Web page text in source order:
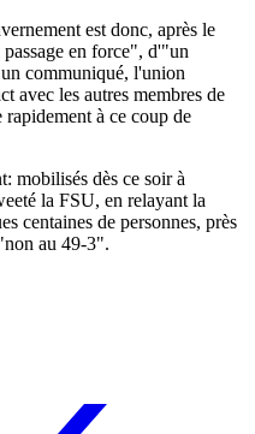
est donc, après le
en force", d'"un
communiqué, l'union
avec les autres membres de
à ce coup de
mobilisés dès ce soir à
la FSU, en relayant la
centaines de personnes, près
au 49-3".